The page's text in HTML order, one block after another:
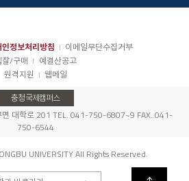
정보처리방침
이메일무단수집거부
찰/구매
예결산공고
원격지원
웹메일
충청국제캠퍼스
면 대학로 201 TEL. 041-750-6807~9 FAX. 041-
750-6544
UNIVERSITY All Rights Reserved.